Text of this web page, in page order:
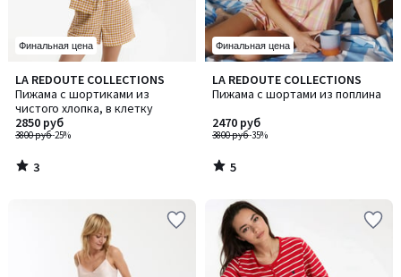
Финальная цена
LA REDOUTE COLLECTIONS
Пижама с шортиками из
чистого хлопка, в клетку
3800 руб-25%
2850 руб
3
/
5
3
/
Финальная цена
LA REDOUTE COLLECTIONS
Пижама с шортами из поплина
3800 руб-35%
2470 руб
5
/
5
/